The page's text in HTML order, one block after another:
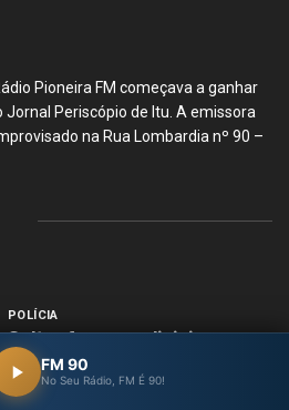
Pioneira FM começava a ganhar
Jornal Periscópio de Itu. A emissora
na Rua Lombardia nº 90 –
POLÍCIA
Salto: forças policiais se
mobilizam
agosto 6, 2026
FM 90
No Seu Rádio, FM É 90!